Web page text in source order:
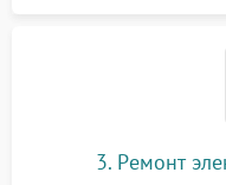
3. Ремонт